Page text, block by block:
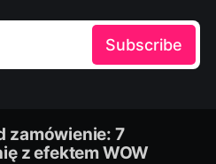
Subscribe
zamówienie: 7
z efektem WOW